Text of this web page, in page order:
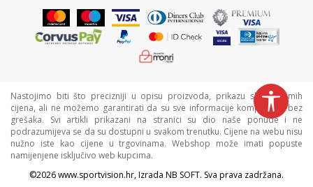
Nastojimo biti što precizniji u opisu proizvoda, prikazu slika i samih
cijena, ali ne možemo garantirati da su sve informacije kompletne i bez
grešaka. Svi artikli prikazani na stranici su dio naše ponude i ne
podrazumijeva se da su dostupni u svakom trenutku. Cijene na webu nisu
nužno iste kao cijene u trgovinama. Webshop može imati popuste
namijenjene isključivo web kupcima.
©2026www.sportvision.hr, Izrada NB SOFT. Sva prava zadržana.